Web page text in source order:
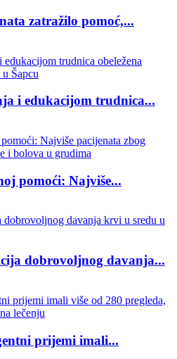
zatražilo pomoć,...
i edukacijom trudnica...
pomoći: Najviše...
dobrovoljnog davanja...
prijemi imali...